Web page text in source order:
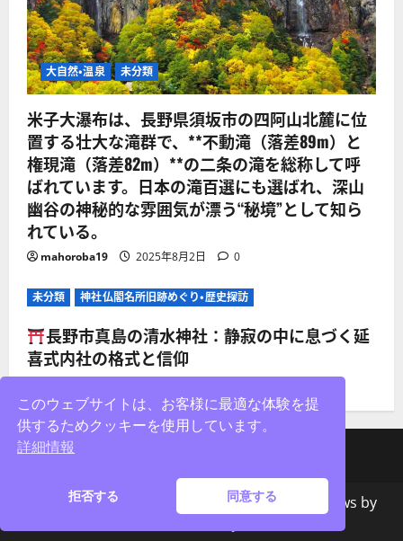
大自然・温泉 未分類
米子大瀑布は、長野県須坂市の四阿山北麓に位
置する壮大な滝群で、**不動滝（落差89m）と
権現滝（落差82m）**の二条の滝を総称して呼
ばれています。日本の滝百選にも選ばれ、深山
幽谷の神秘的な雰囲気が漂う“秘境”として知ら
れている。
mahoroba19 2025年8月2日 0
未分類 神社仏閣名所旧跡めぐり・歴史探訪
長野市真島の清水神社：静寂の中に息づく延
喜式内社の格式と信仰
著作権&コピー;無断転載を禁じます。| MoreNews by
このウェブサイトは、お客様に最適な体験を提
供するためクッキーを使用しています。
詳細情報
拒否する 同意する